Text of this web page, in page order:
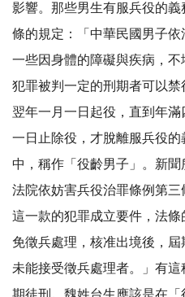
影響。那些男生有服兵役的
條的規定：「中華民國男子
一些因身體的障礙與疾病，
犯罪被判一定的刑期者可以
翌年一月一日起役，直到年
一日止除役，才脫離服兵役
中，稱作「役齡男子」。新
法院依妨害兵役治罪條例第三
這一款的犯罪成立要件，法
免徵兵處理，核准出境後，
未能接受徵兵處理者。」有